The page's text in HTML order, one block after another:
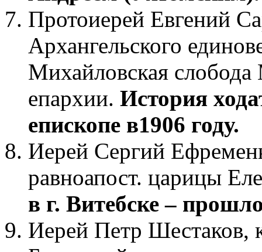
Протоиерей Евгений
Архангельского
Михайловская
епархии. История
епископе в1906 году.
Иерей Сергий
равноапост. царицы
в г. Витебске –
Иерей Петр Шестаков,